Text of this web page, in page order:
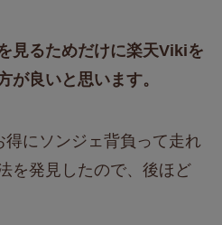
見るためだけに楽天Vikiを
が良いと思います。
にソンジェ背負って走れ
を発見したので、後ほど